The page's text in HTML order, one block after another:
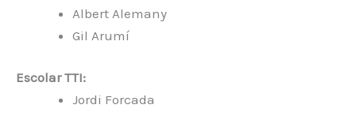
Albert Alemany
Gil Arumí
Escolar TTI:
Jordi Forcada